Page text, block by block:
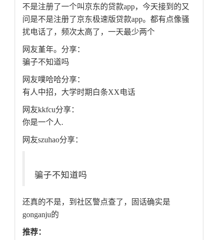
不是注册了一个叫京东的贷款app，今天接到的又
问是不是注册了京东极速版贷款app。都有点像骚
扰电话了，频次太高了，一天最少两个
网友堇年。分享：
骗子不知道吗
网友噗哈哈分享：
有人中招，大学时期白条XX电话
网友kkfcu分享：
你是一个人.
网友szuhao分享：
骗子不知道吗
还真的不是，到社区警点查了，固话确实是
gonganju的
推荐：